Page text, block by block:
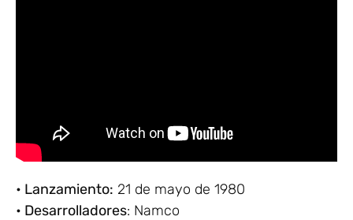
• Lanzamiento: 21 de mayo de 1980
• Desarrolladores: Namco